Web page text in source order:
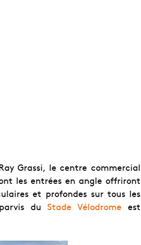
Grassi, le centre commercial
les entrées en angle offriront
et profondes sur tous les
parvis duStade Vélodrome est